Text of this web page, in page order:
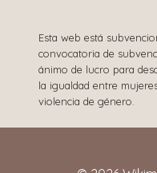
Esta web está
convocatoria de
ánimo de lucro para
la igualdad entre
violencia de género.